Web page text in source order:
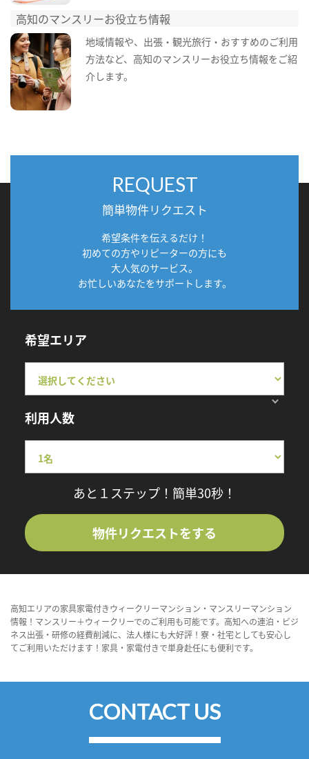
高知のマンスリーお役立ち情報
地域情報や、出張・観光旅行・おすすめのご利用
方法など、高知のマンスリーお役立ち情報をご紹
介します。
REQUEST
簡単物件リクエスト
希望条件を伝えるだけ！
初めての方やリピーターの方にも
大人気のサービス。
お忙しいあなたをサポートします。
希望エリア
利用人数
あと１ステップ！簡単30秒！
物件リクエストをする
高知エリアの家具家電付きウィークリーマンション・マンスリーマンション
情報！マンスリー＋ウィークリーでのご利用も可能です。高知への連泊・ビジ
ネス出張・研修の経費削減に、法人様にも大好評！寮・社宅としても安心し
てご利用いただけます！家具・家電付きで単身赴任にも便利です。
CONTACT US